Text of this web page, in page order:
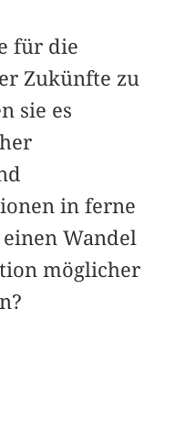
für die
Zukünfte zu
sie es
in ferne
Wandel
möglicher